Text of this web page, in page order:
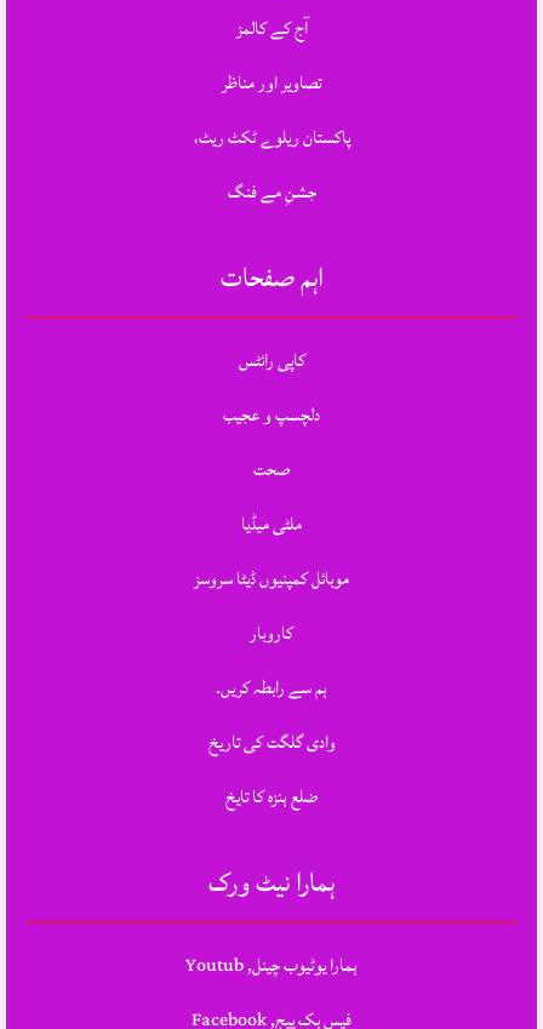
آج کے کالمز
تصاویر اور مناظر
پاکستان ریلوے ٹکٹ ریٹ،
جشنِ مے فنگ
اہم صفحات
کاپی رائٹس
دلچسپ و عجیب
صحت
ملٹی میڈیا
موبائل کمپنیوں ڈیٹا سروسز
کاروبار
ہم سے رابطہ کریں.
وادی گلگت کی تاریخ
ضلع ہنزہ کا تایخ
ہمارا نیٹ ورک
ہمارا یوٹیوب چینل, Youtub
فیس بک پیج, Facebook